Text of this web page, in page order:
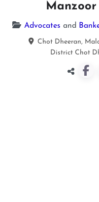
Manzoor
Advocates and
Chot Dheeran,
District Chot